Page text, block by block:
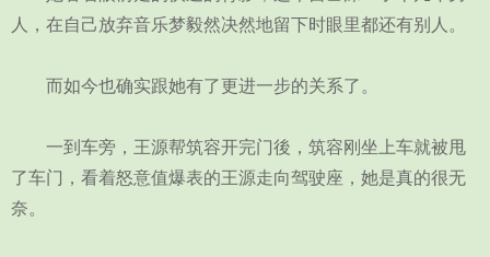
人，在自己放弃音乐梦毅然决然地留下时眼里都还有别人。
而如今也确实跟她有了更进一步的关系了。
一到车旁，王源帮筑容开完门後，筑容刚坐上车就被甩
了车门，看着怒意值爆表的王源走向驾驶座，她是真的很无
奈。